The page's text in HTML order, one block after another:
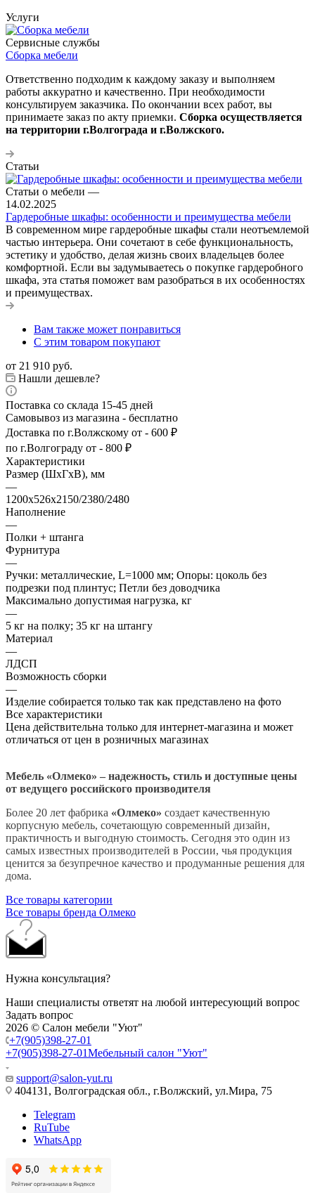
Услуги
Сервисные службы
Сборка мебели
Ответственно подходим к каждому заказу и выполняем
работы аккуратно и качественно. При необходимости
консультируем заказчика. По окончании всех работ, вы
принимаете заказ по акту приемки. Сборка осуществляется
на территории г.Волгограда и г.Волжского.
Статьи
Статьи о мебели —
14.02.2025
Гардеробные шкафы: особенности и преимущества мебели
В современном мире гардеробные шкафы стали неотъемлемой
частью интерьера. Они сочетают в себе функциональность,
эстетику и удобство, делая жизнь своих владельцев более
комфортной. Если вы задумываетесь о покупке гардеробного
шкафа, эта статья поможет вам разобраться в их особенностях
и преимуществах.
Вам также может понравиться
С этим товаром покупают
от 21 910 руб.
Нашли дешевле?
Поставка со склада 15-45 дней
Самовывоз из магазина - бесплатно
Доставка по г.Волжскому от - 600 ₽
по г.Волгограду от - 800 ₽
Характеристики
Размер (ШхГхВ), мм
—
1200х526х2150/2380/2480
Наполнение
—
Полки + штанга
Фурнитура
—
Ручки: металлические, L=1000 мм; Опоры: цоколь без
подрезки под плинтус; Петли без доводчика
Максимально допустимая нагрузка, кг
—
5 кг на полку; 35 кг на штангу
Материал
—
ЛДСП
Возможность сборки
—
Изделие собирается только так как представлено на фото
Все характеристики
Цена действительна только для интернет-магазина и может
отличаться от цен в розничных магазинах
Мебель «Олмеко» – надежность, стиль и доступные цены
от ведущего российского производителя
Более 20 лет фабрика «Олмеко» создает качественную
корпусную мебель, сочетающую современный дизайн,
практичность и выгодную стоимость. Сегодня это один из
самых известных производителей в России, чья продукция
ценится за безупречное качество и продуманные решения для
дома.
Все товары категории
Все товары бренда Олмеко
Нужна консультация?
Наши специалисты ответят на любой интересующий вопрос
Задать вопрос
2026 © Салон мебели "Уют"
+7(905)398-27-01
+7(905)398-27-01Мебельный салон "Уют"
support@salon-yut.ru
404131, Волгоградская обл., г.Волжский, ул.Мира, 75
Telegram
RuTube
WhatsApp